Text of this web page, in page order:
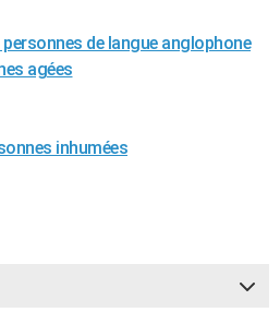
de langue anglophone
agées
inhumées